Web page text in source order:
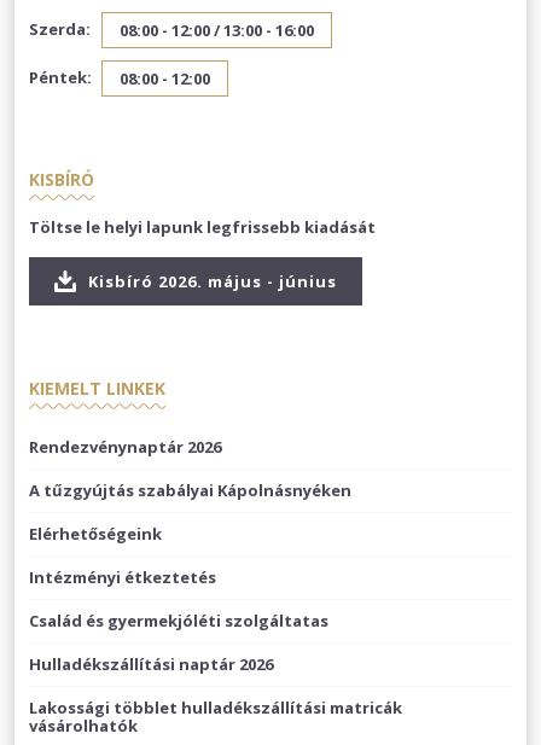
Szerda: 08:00 - 12:00 /13:00 - 16:00
Péntek: 08:00 - 12:00
KISBÍRÓ
Töltse le helyi lapunk legfrissebb kiadását
Kisbíró 2026. május - június
KIEMELT LINKEK
Rendezvénynaptár 2026
A tűzgyújtás szabályai Kápolnásnyéken
Elérhetőségeink
Intézményi étkeztetés
Család és gyermekjóléti szolgáltatas
Hulladékszállítási naptár 2026
Lakossági többlet hulladékszállítási matricák
vásárolhatók